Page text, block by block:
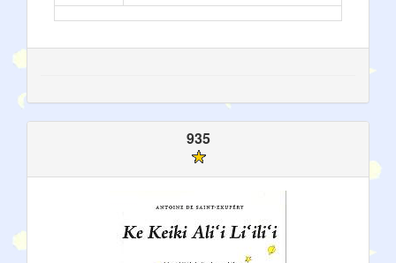
935